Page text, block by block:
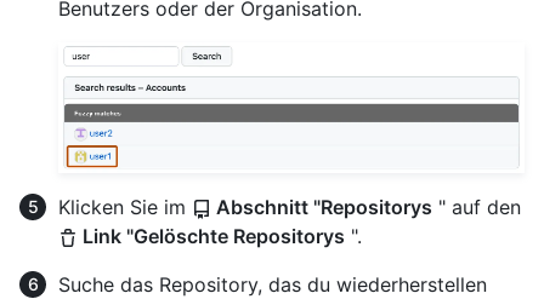
Benutzers oder der Organisation.
Klicken Sie im Abschnitt "Repositorys " auf den
Link "Gelöschte Repositorys ".
Suche das Repository, das du wiederherstellen